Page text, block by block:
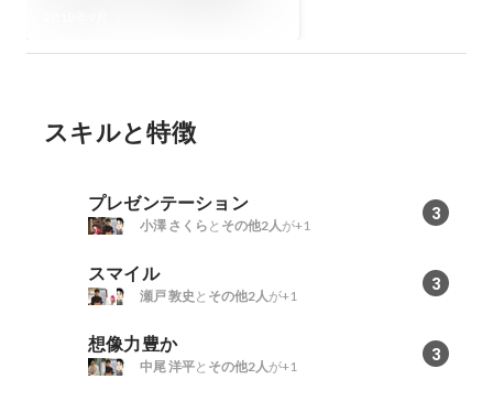
スキルと特徴
プレゼンテーション 3
小澤 さくら と その他2人が+1
スマイル 3
瀬戸 敦史 と その他2人が+1
想像力豊か 3
中尾 洋平と その他2人が+1